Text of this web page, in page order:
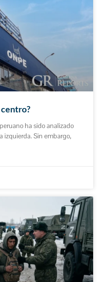
centro?
ha sido analizado
izquierda. Sin embargo,